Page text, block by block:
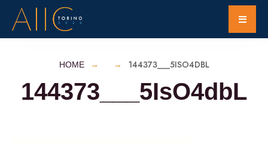
HOME 144373___5ISO4DBL
144373___5IsO4dbL